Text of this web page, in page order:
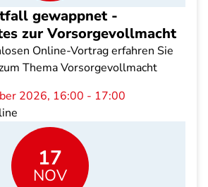
gewappnet -
zur Vorsorgevollmacht
Online-Vortrag erfahren Sie
Thema Vorsorgevollmacht
2026, 16:00 - 17:00
17
NOV